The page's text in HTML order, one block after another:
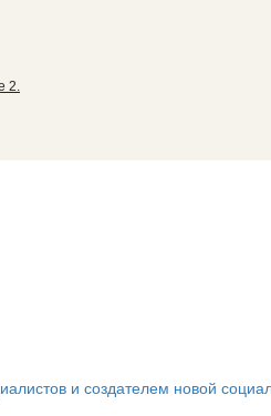
2.
и создателем новой